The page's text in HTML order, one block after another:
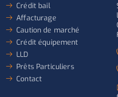
Crédit bail
Affacturage
Caution de marché
Crédit équipement
LLD
Prêts Particuliers
Contact